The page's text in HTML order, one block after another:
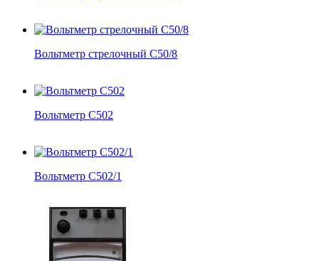
Вольтметр стрелочный С50/8
Вольтметр С502
Вольтметр С502/1